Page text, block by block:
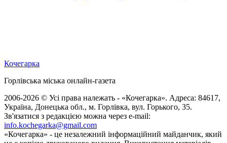
Кочегарка
Горлівська міська онлайн-газета
2006-2026 © Усі права належать - «Кочегарка». Адреса: 84617,
Україна, Донецька обл., м. Горлівка, вул. Горького, 35.
Зв'язатися з редакцією можна через e-mail:
info.kochegarka@gmail.com
«Кочегарка» - це незалежний інформаційний майданчик, який